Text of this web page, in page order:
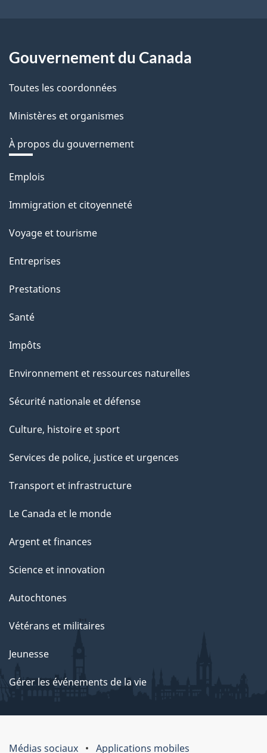
Gouvernement du Canada
Toutes les coordonnées
Ministères et organismes
À propos du gouvernement
Thèmes
sujets
Emplois
Immigration et citoyenneté
Voyage et tourisme
Entreprises
Prestations
Santé
Impôts
Environnement et ressources naturelles
Sécurité nationale et défense
Culture, histoire et sport
Services de police, justice et urgences
Transport et infrastructure
Le Canada et le monde
Argent et finances
Science et innovation
Autochtones
Vétérans et militaires
Jeunesse
Gérer les événements de la vie
Médias sociaux Applications mobiles